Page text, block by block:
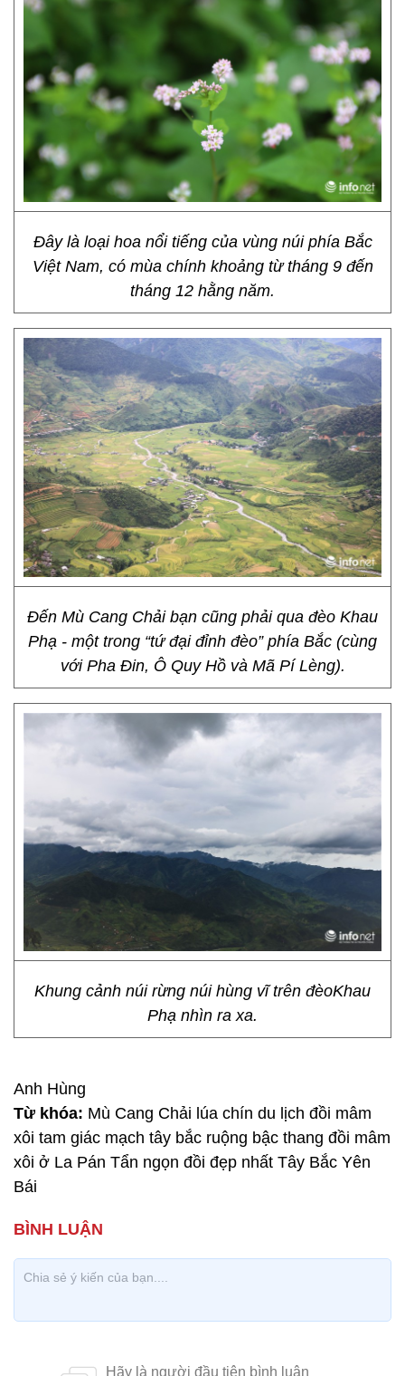
Đây là loại hoa nổi tiếng của vùng núi phía Bắc
Việt Nam, có mùa chính khoảng từ tháng 9 đến
tháng 12 hằng năm.
Đến Mù Cang Chải bạn cũng phải qua đèo Khau
Phạ - một trong “tứ đại đỉnh đèo” phía Bắc (cùng
với Pha Đin, Ô Quy Hồ và Mã Pí Lèng).
Khung cảnh núi rừng núi hùng vĩ trên đèoKhau
Phạ nhìn ra xa.
Anh Hùng
Từ khóa: Mù Cang Chải lúa chín du lịch đồi mâm
xôi tam giác mạch tây bắc ruộng bậc thang đồi mâm
xôi ở La Pán Tẩn ngọn đồi đẹp nhất Tây Bắc Yên
Bái